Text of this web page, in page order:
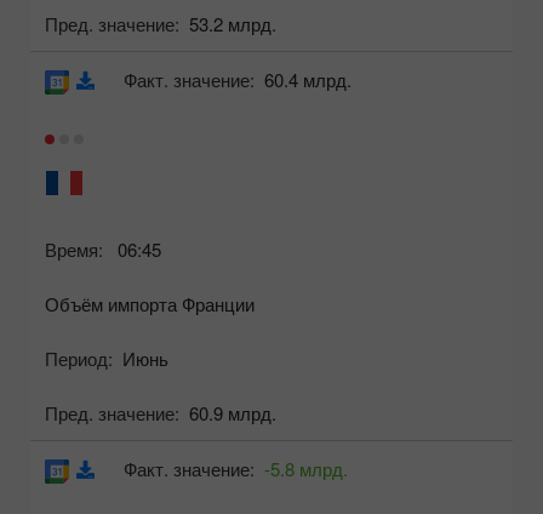
Пред. значение: 53.2 млрд.
Время: 06:45
Объём импорта Франции
Период: Июнь
Пред. значение: 60.9 млрд.
Факт. значение: 60.4 млрд.
Факт. значение: -5.8 млрд.